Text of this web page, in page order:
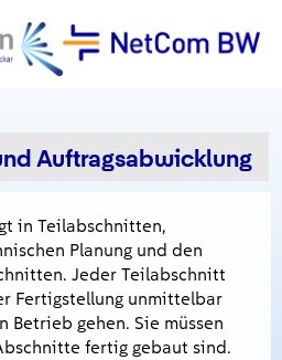
Auftragsabwicklung
in Teilabschnitten,
Planung und den
Jeder Teilabschnitt
Fertigstellung unmittelbar
gehen. Sie müssen
fertig gebaut sind.